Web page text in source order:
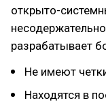
открыто-
разрабатывает
Не имеют
Находятся в